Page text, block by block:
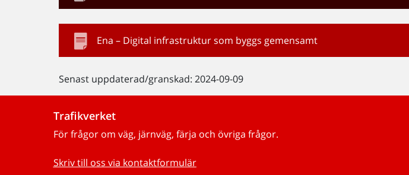
Ena – Digital infrastruktur som byggs gemensamt
Senast uppdaterad/granskad: 2024-09-09
Trafikverket
För frågor om väg, järnväg, färja och övriga frågor.
Skriv till oss via kontaktformulär